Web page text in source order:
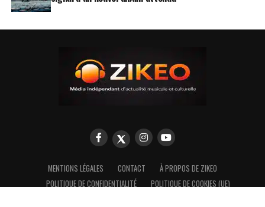
MENTIONS LÉGALES CONTACT
À PROPOS DE ZIKEO
POLITIQUE DE CONFIDENTIALITÉ
POLITIQUE DE COOKIES (UE)